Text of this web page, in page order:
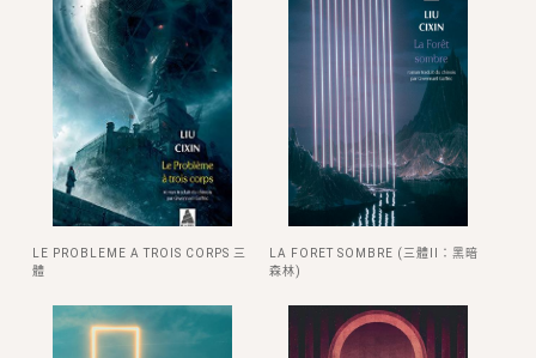
LE PROBLEME A TROIS CORPS 三
體
LA FORET SOMBRE (三體II：黑暗
森林)